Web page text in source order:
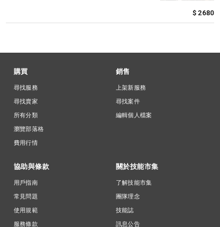
$ 2680
購買
尋找服務
尋找賣家
所有分類
瀏覽部落格
費用行情
銷售
上架新服務
尋找案件
編輯個人檔案
協助與條款
用戶指南
常見問題
使用規範
服務條款
關於技能市集
了解技能市集
團隊理念
技能誌
訊息公告